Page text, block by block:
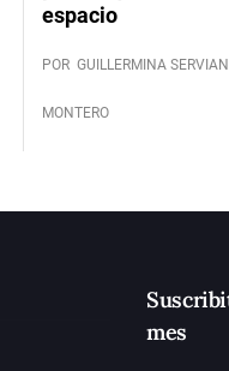
espacio
POR GUILLERMINA SERVIAN
MONTERO
mes